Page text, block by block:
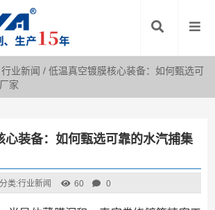
行业新闻 /低温真空镀膜核心装备：如何甄选可
家
心装备：如何甄选可靠的水汽捕集
分类:行业新闻 60 0